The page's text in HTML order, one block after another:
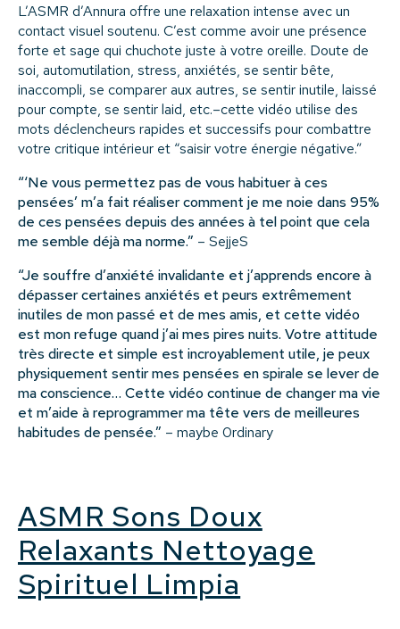
L’ASMR d’Annura offre une relaxation intense avec un
contact visuel soutenu. C’est comme avoir une présence
forte et sage qui chuchote juste à votre oreille. Doute de
soi, automutilation, stress, anxiétés, se sentir bête,
inaccompli, se comparer aux autres, se sentir inutile, laissé
pour compte, se sentir laid, etc.–cette vidéo utilise des
mots déclencheurs rapides et successifs pour combattre
votre critique intérieur et “saisir votre énergie négative.”
“‘Ne vous permettez pas de vous habituer à ces
pensées’ m’a fait réaliser comment je me noie dans 95%
de ces pensées depuis des années à tel point que cela
me semble déjà ma norme.” – SejjeS
“Je souffre d’anxiété invalidante et j’apprends encore à
dépasser certaines anxiétés et peurs extrêmement
inutiles de mon passé et de mes amis, et cette vidéo
est mon refuge quand j’ai mes pires nuits. Votre attitude
très directe et simple est incroyablement utile, je peux
physiquement sentir mes pensées en spirale se lever de
ma conscience… Cette vidéo continue de changer ma vie
et m’aide à reprogrammer ma tête vers de meilleures
habitudes de pensée.” – maybe 0rdinary
ASMR Sons Doux
Relaxants Nettoyage
Spirituel Limpia